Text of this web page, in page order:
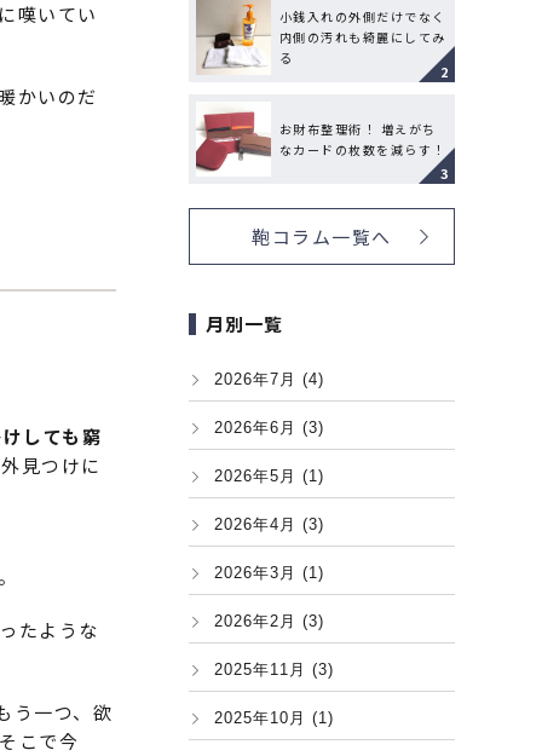
嘆いてい
かいのだ
しても窮
見つけに
たような
う一つ、欲
こで今
小銭入れの外側だけでなく
内側の汚れも綺麗にしてみ
る
お財布整理術！ 増えがち
なカードの枚数を減らす！
鞄コラム一覧へ
月別一覧
2026年7月 (4)
2026年6月 (3)
2026年5月 (1)
2026年4月 (3)
2026年3月 (1)
2026年2月 (3)
2025年11月 (3)
2025年10月 (1)